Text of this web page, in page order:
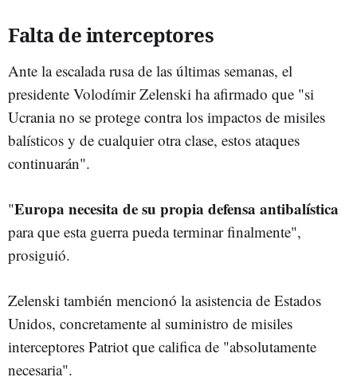
Falta de interceptores
Ante la escalada rusa de las últimas semanas, el
presidente Volodímir Zelenski ha afirmado que "si
Ucrania no se protege contra los impactos de misiles
balísticos y de cualquier otra clase, estos ataques
continuarán".
"Europa necesita de su propia defensa antibalística
para que esta guerra pueda terminar finalmente",
prosiguió.
Zelenski también mencionó la asistencia de Estados
Unidos, concretamente al suministro de misiles
interceptores Patriot que califica de "absolutamente
necesaria".